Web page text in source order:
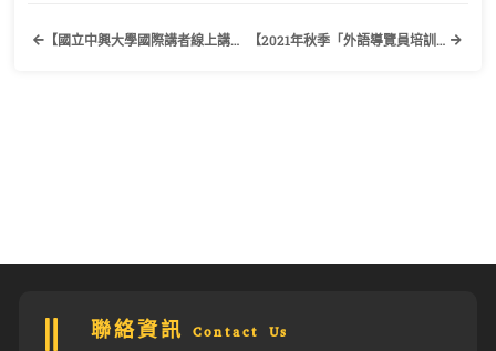
【國立中興大學國際講者線上講座】歡迎有興趣的教師及研究生踴躍報名參加！ 【2021年秋季「外語導覽員培訓計畫」】歡迎有興趣的學生踴躍報名參加！
聯絡資訊 Contact Us